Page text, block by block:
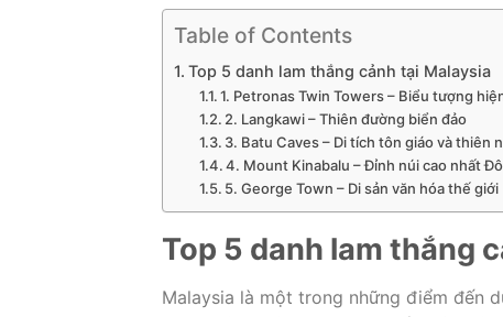
Table of Contents
Top 5 danh lam thắng cảnh tại Malaysia
1. Petronas Twin Towers – Biểu tượng
2. Langkawi – Thiên đường biển đảo
3. Batu Caves – Di tích tôn giáo và thiên
4. Mount Kinabalu – Đỉnh núi cao nhất
5. George Town – Di sản văn hóa thế giới
Top 5 danh lam thắng
Malaysia là một trong những điểm đến